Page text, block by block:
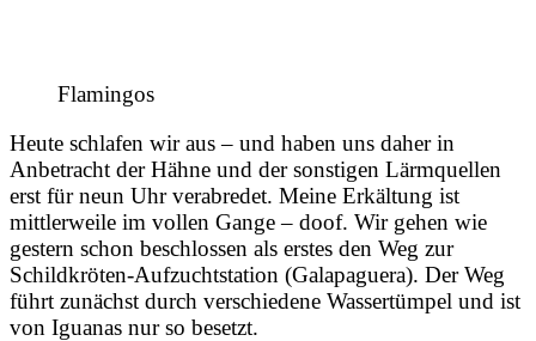
Flamingos
Heute schlafen wir aus – und haben uns daher in
Anbetracht der Hähne und der sonstigen Lärmquellen
erst für neun Uhr verabredet. Meine Erkältung ist
mittlerweile im vollen Gange – doof. Wir gehen wie
gestern schon beschlossen als erstes den Weg zur
Schildkröten-Aufzuchtstation (Galapaguera). Der Weg
führt zunächst durch verschiedene Wassertümpel und ist
von Iguanas nur so besetzt.